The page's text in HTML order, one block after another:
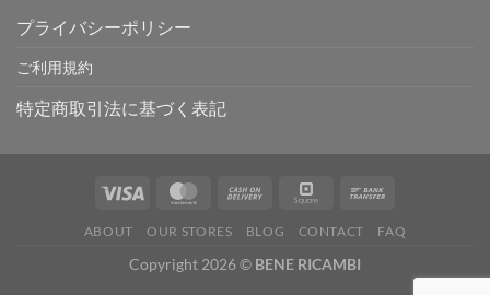
プライバシーポリシー
ご利用規約
特定商取引法に基づく表記
ABOUT OUR STORES BLOG CONTACT FAQ
Copyright 2026 © BENE RICAMBI